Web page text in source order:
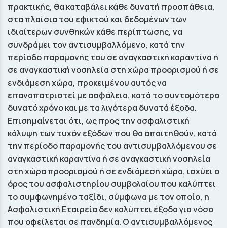
πρακτικής, θα καταβάλει κάθε δυνατή προσπάθεια,
στα πλαίσια του εφικτού και δεδομένων των
ιδιαίτερων συνθηκών κάθε περίπτωσης, να
συνδράμει τον αντισυμβαλλόμενο, κατά την
περίοδο παραμονής του σε αναγκαστική καραντίνα ή
σε αναγκαστική νοσηλεία στη χώρα προορισμού ή σε
ενδιάμεση χώρα, προκειμένου αυτός να
επαναπατριστεί με ασφάλεια, κατά το συντομότερο
δυνατό χρόνο και με τα λιγότερα δυνατά έξοδα.
Επισημαίνεται ότι, ως προς την ασφαλιστική
κάλυψη των τυχόν εξόδων που θα απαιτηθούν, κατά
την περίοδο παραμονής του αντισυμβαλλόμενου σε
αναγκαστική καραντίνα ή σε αναγκαστική νοσηλεία
στη χώρα προορισμού ή σε ενδιάμεση χώρα, ισχύει ο
όρος του ασφαλιστηρίου συμβολαίου που καλύπτει
το συμφωνημένο ταξίδι, σύμφωνα με τον οποίο, η
Ασφαλιστική Εταιρεία δεν καλύπτει έξοδα για νόσο
που οφείλεται σε πανδημία. Ο αντισυμβαλλόμενος